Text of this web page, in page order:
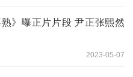
熟》曝正片片段 尹正张熙然
2023-05-07